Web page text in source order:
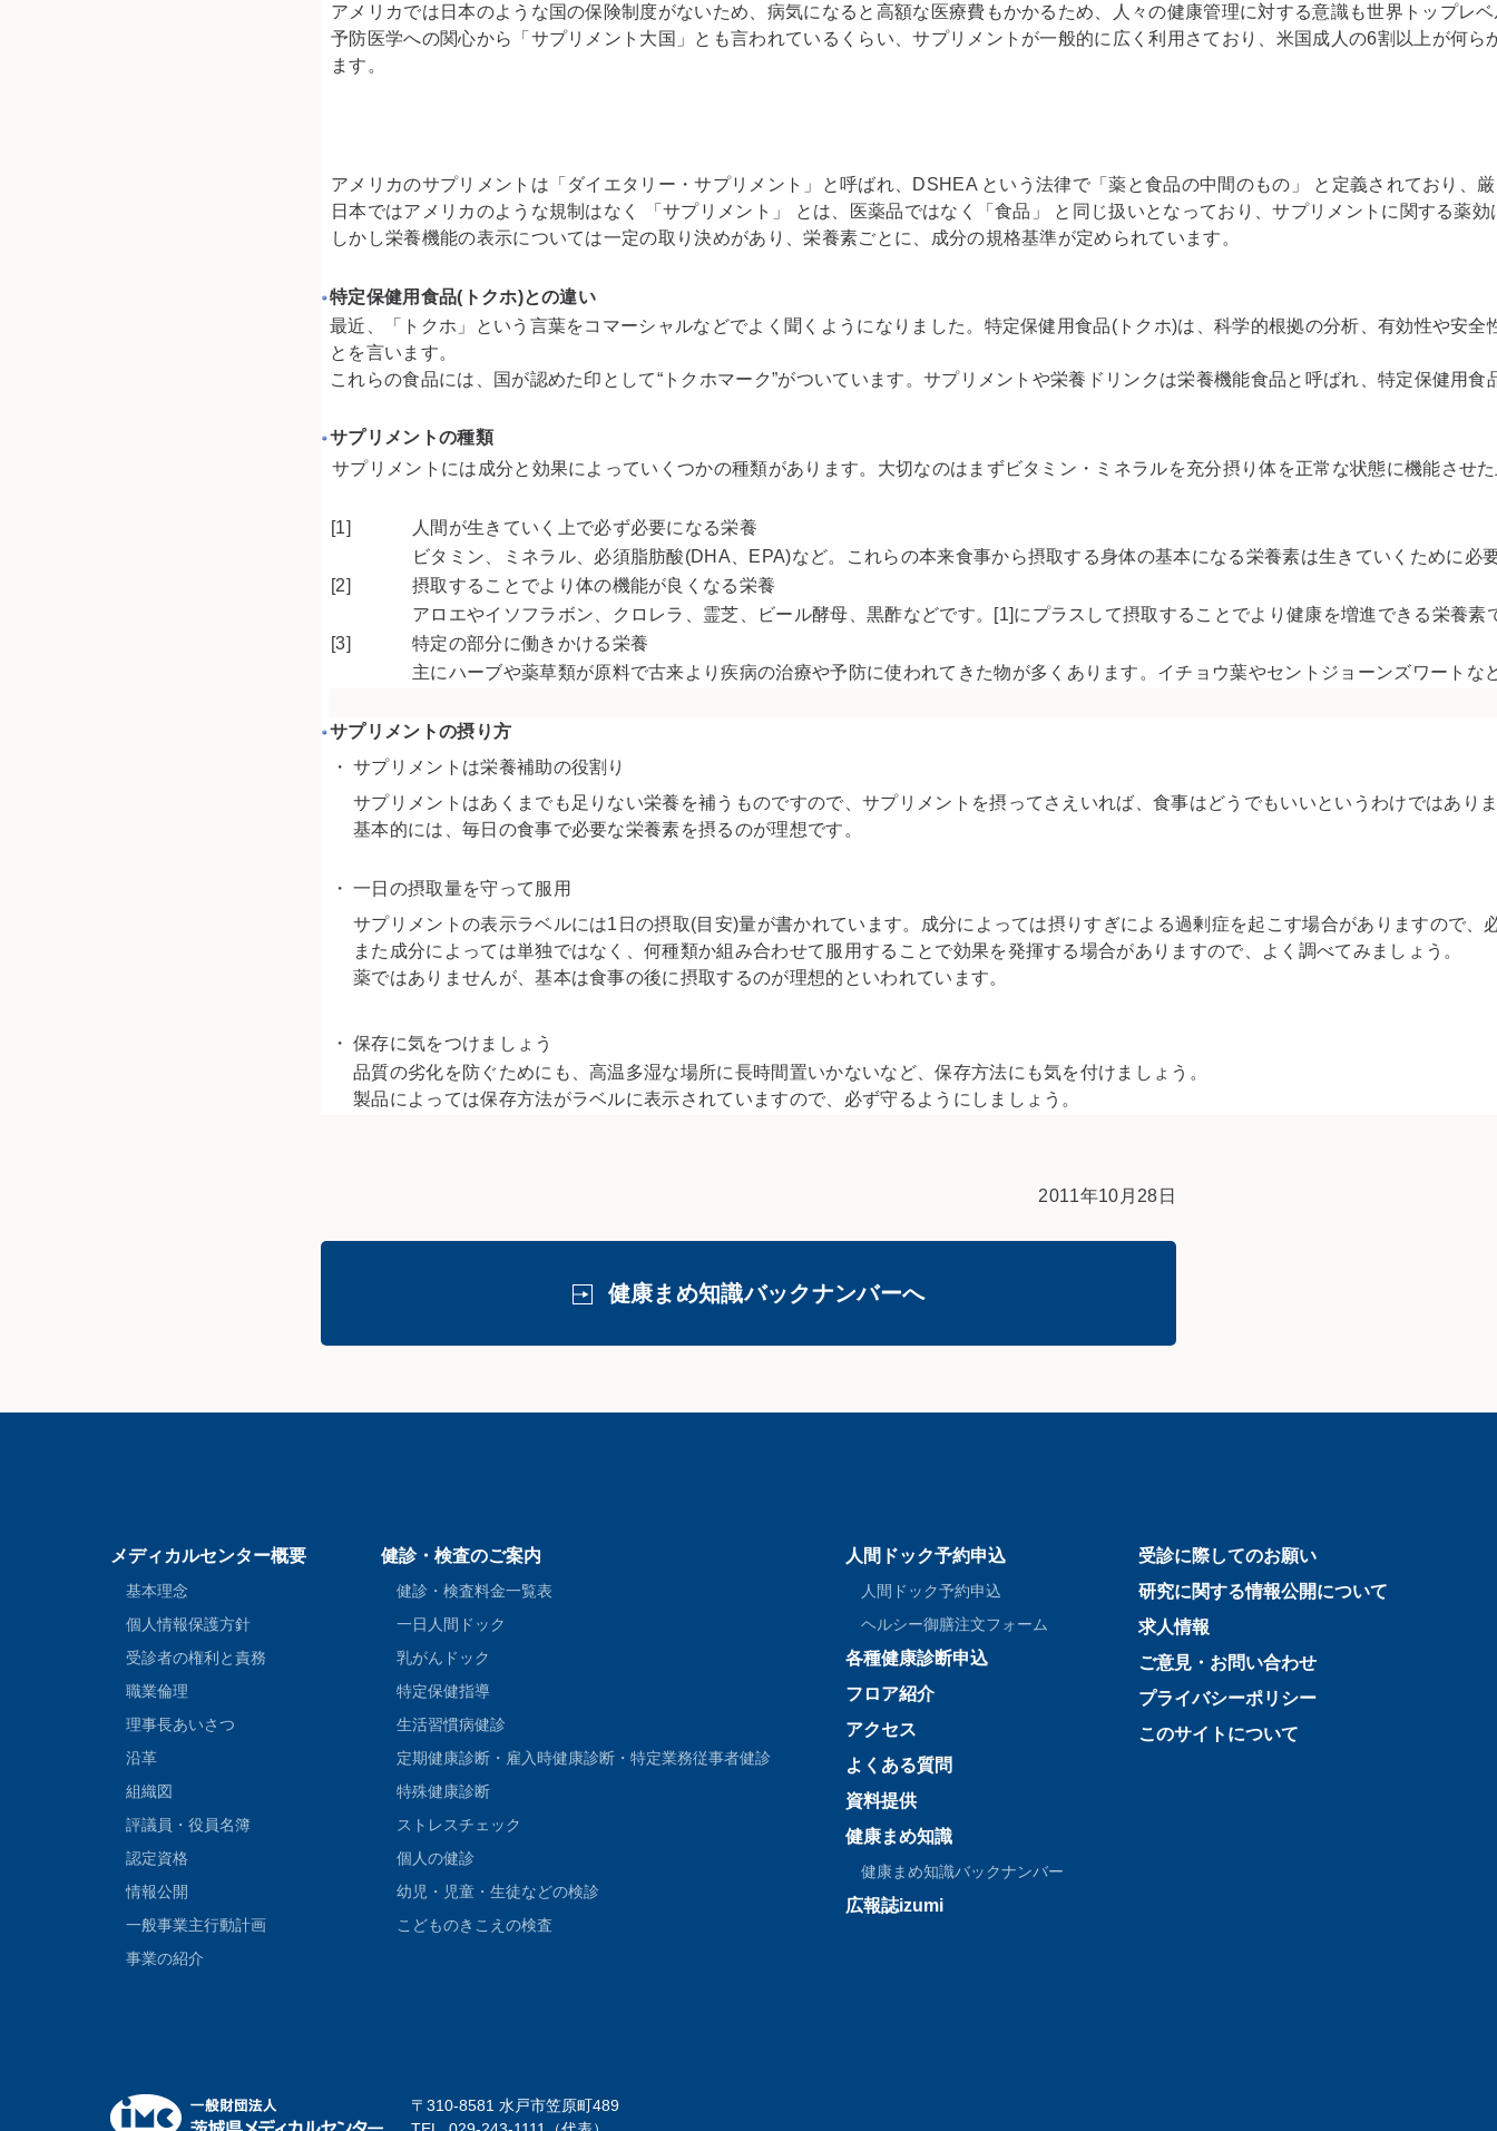
アメリカでは日本のような国の保険制度がないため、病気になると高額な医療費もかかるため、人々の健康管理に対する意識も世界トップレ
予防医学への関心から「サプリメント大国」とも言われているくらい、サプリメントが一般的に広く利用さており、米国成人の6割以上が何
ます。
アメリカのサプリメントは「ダイエタリー・サプリメント」と呼ばれ、DSHEA という法律で「薬と食品の中間のもの」 と定義されており、
日本ではアメリカのような規制はなく 「サプリメント」 とは、医薬品ではなく「食品」 と同じ扱いとなっており、サプリメントに関する薬
しかし栄養機能の表示については一定の取り決めがあり、栄養素ごとに、成分の規格基準が定められています。
特定保健用食品(トクホ)との違い
最近、「トクホ」という言葉をコマーシャルなどでよく聞くようになりました。特定保健用食品(トクホ)は、科学的根拠の分析、有効性や安
とを言います。
これらの食品には、国が認めた印として“トクホマーク”がついています。サプリメントや栄養ドリンクは栄養機能食品と呼ばれ、特定保健用
サプリメントの種類
サプリメントには成分と効果によっていくつかの種類があります。大切なのはまずビタミン・ミネラルを充分摂り体を正常な状態に機能さ
[1]
人間が生きていく上で必ず必要になる栄養
ビタミン、ミネラル、必須脂肪酸(DHA、EPA)など。これらの本来食事から摂取する身体の基本になる栄養素は生きていくために
[2]
摂取することでより体の機能が良くなる栄養
アロエやイソフラボン、クロレラ、霊芝、ビール酵母、黒酢などです。[1]にプラスして摂取することでより健康を増進できる栄養素
[3]
特定の部分に働きかける栄養
主にハーブや薬草類が原料で古来より疾病の治療や予防に使われてきた物が多くあります。イチョウ葉やセントジョーンズワートな
サプリメントの摂り方
・ サプリメントは栄養補助の役割り
サプリメントはあくまでも足りない栄養を補うものですので、サプリメントを摂ってさえいれば、食事はどうでもいいというわけではあり
基本的には、毎日の食事で必要な栄養素を摂るのが理想です。
・ 一日の摂取量を守って服用
サプリメントの表示ラベルには1日の摂取(目安)量が書かれています。成分によっては摂りすぎによる過剰症を起こす場合がありますので、
また成分によっては単独ではなく、何種類か組み合わせて服用することで効果を発揮する場合がありますので、よく調べてみましょう。
薬ではありませんが、基本は食事の後に摂取するのが理想的といわれています。
・ 保存に気をつけましょう
品質の劣化を防ぐためにも、高温多湿な場所に長時間置いかないなど、保存方法にも気を付けましょう。
製品によっては保存方法がラベルに表示されていますので、必ず守るようにしましょう。
2011年10月28日
健康まめ知識バックナンバーへ
メディカルセンター概要
基本理念
個人情報保護方針
受診者の権利と責務
職業倫理
理事長あいさつ
沿革
組織図
評議員・役員名簿
認定資格
情報公開
一般事業主行動計画
事業の紹介
健診・検査のご案内
健診・検査料金一覧表
一日人間ドック
乳がんドック
特定保健指導
生活習慣病健診
定期健康診断・雇入時健康診断・特定業務従事者健診
特殊健康診断
ストレスチェック
個人の健診
幼児・児童・生徒などの検診
こどものきこえの検査
人間ドック予約申込
人間ドック予約申込
ヘルシー御膳注文フォーム
各種健康診断申込
フロア紹介
アクセス
よくある質問
資料提供
健康まめ知識
健康まめ知識バックナンバー
広報誌izumi
受診に際してのお願い
研究に関する情報公開について
求人情報
ご意見・お問い合わせ
プライバシーポリシー
このサイトについて
〒310-8581 水戸市笠原町489